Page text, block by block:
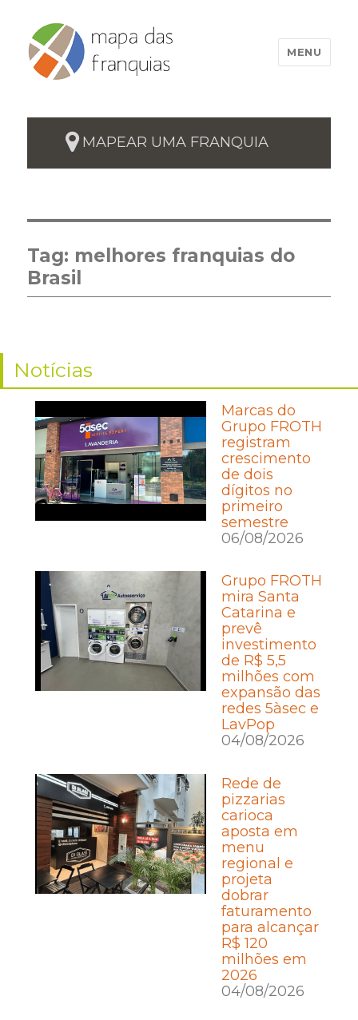
MENU
MAPEAR UMA FRANQUIA
Tag: melhores franquias do
Brasil
Notícias
Marcas do
Grupo FROTH
registram
crescimento
de dois
dígitos no
primeiro
semestre
06/08/2026
Grupo FROTH
mira Santa
Catarina e
prevê
investimento
de R$ 5,5
milhões com
expansão das
redes 5àsec e
LavPop
04/08/2026
Rede de
pizzarias
carioca
aposta em
menu
regional e
projeta
dobrar
faturamento
para alcançar
R$ 120
milhões em
2026
04/08/2026